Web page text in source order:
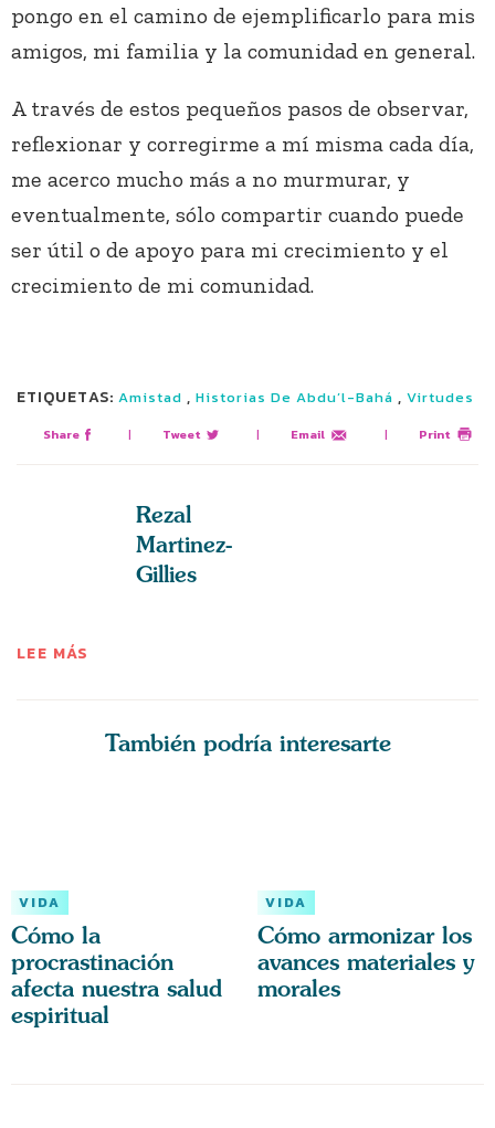
pongo en el camino de ejemplificarlo para mis
amigos, mi familia y la comunidad en general.
A través de estos pequeños pasos de observar,
reflexionar y corregirme a mí misma cada día,
me acerco mucho más a no murmurar, y
eventualmente, sólo compartir cuando puede
ser útil o de apoyo para mi crecimiento y el
crecimiento de mi comunidad.
ETIQUETAS: Amistad ,Historias De Abdu’l-Bahá ,Virtudes
Share | Tweet | Email | Print
Rezal
Martinez-
Gillies
LEE MÁS
También podría interesarte
VIDA
Cómo la
procrastinación
afecta nuestra salud
espiritual
VIDA
Cómo armonizar los
avances materiales y
morales